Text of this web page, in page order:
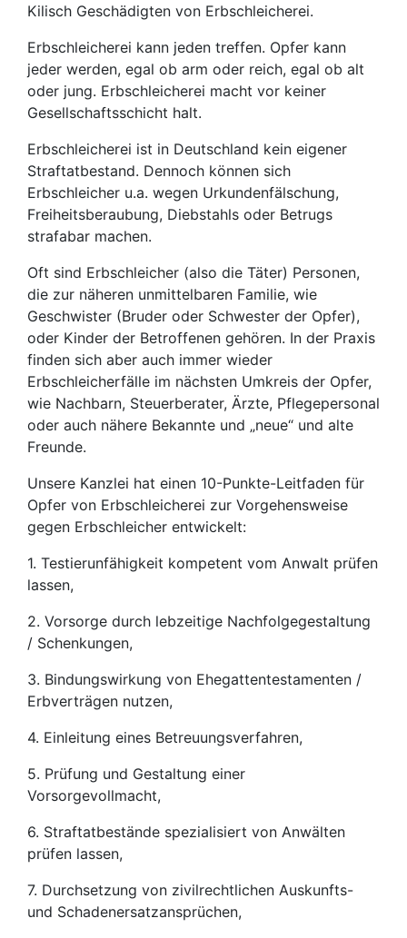
Kilisch Geschädigten von Erbschleicherei.
Erbschleicherei kann jeden treffen. Opfer kann
jeder werden, egal ob arm oder reich, egal ob alt
oder jung. Erbschleicherei macht vor keiner
Gesellschaftsschicht halt.
Erbschleicherei ist in Deutschland kein eigener
Straftatbestand. Dennoch können sich
Erbschleicher u.a. wegen Urkundenfälschung,
Freiheitsberaubung, Diebstahls oder Betrugs
strafabar machen.
Oft sind Erbschleicher (also die Täter) Personen,
die zur näheren unmittelbaren Familie, wie
Geschwister (Bruder oder Schwester der Opfer),
oder Kinder der Betroffenen gehören. In der Praxis
finden sich aber auch immer wieder
Erbschleicherfälle im nächsten Umkreis der Opfer,
wie Nachbarn, Steuerberater, Ärzte, Pflegepersonal
oder auch nähere Bekannte und „neue“ und alte
Freunde.
Unsere Kanzlei hat einen 10-Punkte-Leitfaden für
Opfer von Erbschleicherei zur Vorgehensweise
gegen Erbschleicher entwickelt:
1. Testierunfähigkeit kompetent vom Anwalt prüfen
lassen,
2. Vorsorge durch lebzeitige Nachfolgegestaltung
/ Schenkungen,
3. Bindungswirkung von Ehegattentestamenten /
Erbverträgen nutzen,
4. Einleitung eines Betreuungsverfahren,
5. Prüfung und Gestaltung einer
Vorsorgevollmacht,
6. Straftatbestände spezialisiert von Anwälten
prüfen lassen,
7. Durchsetzung von zivilrechtlichen Auskunfts-
und Schadenersatzansprüchen,